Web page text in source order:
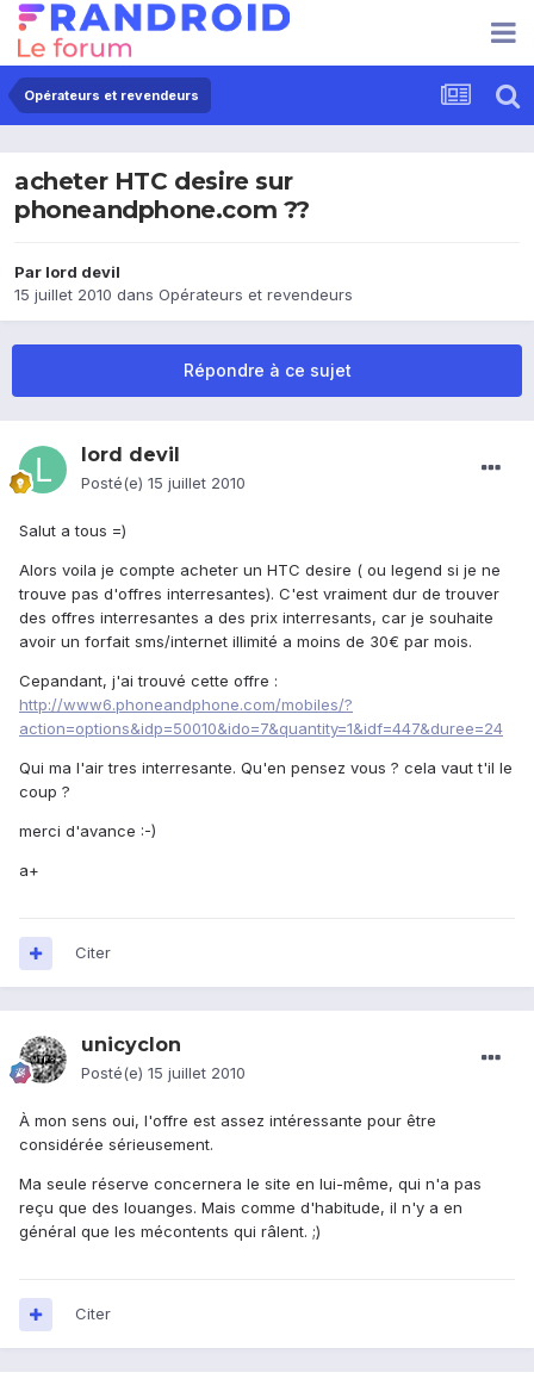
Opérateurs et revendeurs
acheter HTC desire sur
phoneandphone.com ??
Par lord devil
15 juillet 2010 dans Opérateurs et revendeurs
Répondre à ce sujet
lord devil
Posté(e) 15 juillet 2010
Salut a tous =)
Alors voila je compte acheter un HTC desire ( ou legend si je ne
trouve pas d'offres interresantes). C'est vraiment dur de trouver
des offres interresantes a des prix interresants, car je souhaite
avoir un forfait sms/internet illimité a moins de 30€ par mois.
Cepandant, j'ai trouvé cette offre :
http://www6.phoneandphone.com/mobiles/?
action=options&idp=50010&ido=7&quantity=1&idf=447&duree=24
Qui ma l'air tres interresante. Qu'en pensez vous ? cela vaut t'il le
coup ?
merci d'avance :-)
a+
Citer
unicyclon
Posté(e) 15 juillet 2010
À mon sens oui, l'offre est assez intéressante pour être
considérée sérieusement.
Ma seule réserve concernera le site en lui-même, qui n'a pas
reçu que des louanges. Mais comme d'habitude, il n'y a en
général que les mécontents qui râlent. ;)
Citer